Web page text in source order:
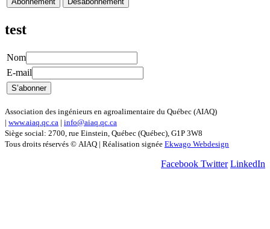
test
Nom
E-mail
Association des ingénieurs en agroalimentaire du Québec (AIAQ)
| www.aiaq.qc.ca | info@aiaq.qc.ca
Siège social: 2700, rue Einstein, Québec (Québec), G1P 3W8
Tous droits réservés © AIAQ | Réalisation signée Ekwago Webdesign
Facebook Twitter LinkedIn